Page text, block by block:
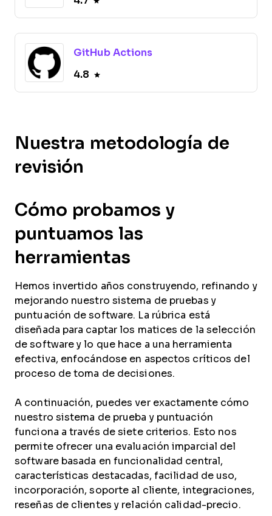
GitHub Actions
4.8
Nuestra metodología de
revisión
Cómo probamos y
puntuamos las
herramientas
Hemos invertido años construyendo, refinando y
mejorando nuestro sistema de pruebas y
puntuación de software. La rúbrica está
diseñada para captar los matices de la selección
de software y lo que hace a una herramienta
efectiva, enfocándose en aspectos críticos del
proceso de toma de decisiones.
A continuación, puedes ver exactamente cómo
nuestro sistema de prueba y puntuación
funciona a través de siete criterios. Esto nos
permite ofrecer una evaluación imparcial del
software basada en funcionalidad central,
características destacadas, facilidad de uso,
incorporación, soporte al cliente, integraciones,
reseñas de clientes y relación calidad-precio.